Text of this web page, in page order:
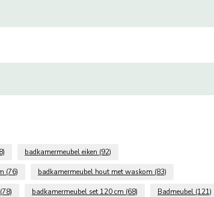
badkamermeubel eiken (92)
(76) badkamermeubel hout met waskom (83)
(78) badkamermeubel set 120 cm (68) Badmeubel (121)